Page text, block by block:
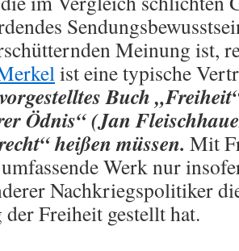
Meinung ist,
ist eine typische
Buch
Ödnis“ (Jan
heißen müssen. Mit
Werk nur
Nachkriegspolitiker
Freiheit gestellt hat.